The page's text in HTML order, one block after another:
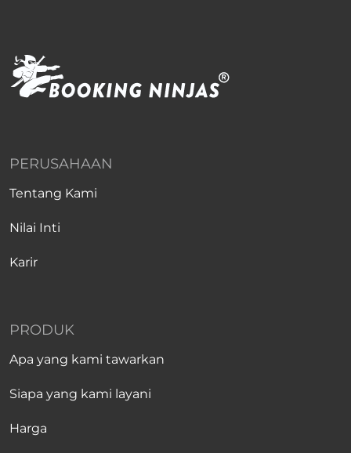
PERUSAHAAN
Tentang Kami
Nilai Inti
Karir
PRODUK
Apa yang kami tawarkan
Siapa yang kami layani
Harga